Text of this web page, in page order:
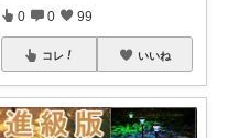
0 0 99
コレ いいね